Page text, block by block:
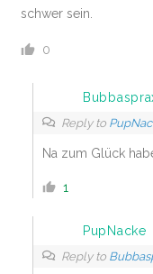
schwer sein.
0
Reply to
Na zum Glück
1
PupNacke
Reply to